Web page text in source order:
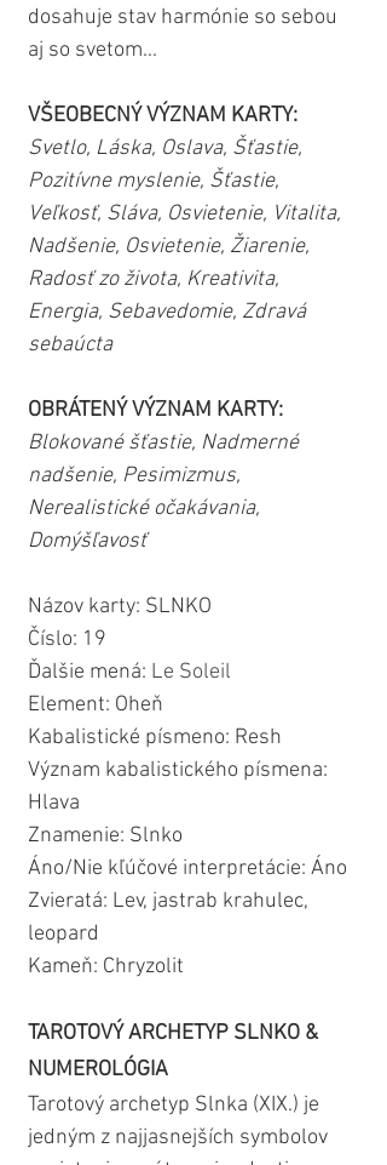
dosahuje stav harmónie so sebou
aj so svetom...
VŠEOBECNÝ VÝZNAM KARTY:
Svetlo, Láska, Oslava, Šťastie,
Pozitívne myslenie, Šťastie,
Veľkosť, Sláva, Osvietenie, Vitalita,
Nadšenie, Osvietenie, Žiarenie,
Radosť zo života, Kreativita,
Energia, Sebavedomie, Zdravá
sebaúcta
OBRÁTENÝ VÝZNAM KARTY:
Blokované šťastie, Nadmerné
nadšenie, Pesimizmus,
Nerealistické očakávania,
Domýšľavosť
Názov karty: SLNKO
Číslo: 19
Ďalšie mená: Le Soleil
Element: Oheň
Kabalistické písmeno: Resh
Význam kabalistického písmena:
Hlava
Znamenie: Slnko
Áno/Nie kľúčové interpretácie: Áno
Zvieratá: Lev, jastrab krahulec,
leopard
Kameň: Chryzolit
TAROTOVÝ ARCHETYP SLNKO &
NUMEROLÓGIA
Tarotový archetyp Slnka (XIX.) je
jedným z najjasnejších symbolov